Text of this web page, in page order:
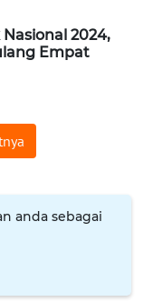
2024,
Empat
anda sebagai